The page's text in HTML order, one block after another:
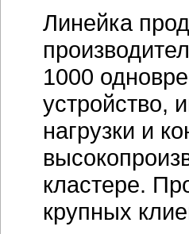
Линейка
1000
устройство,
нагрузки и
кластере.
крупных